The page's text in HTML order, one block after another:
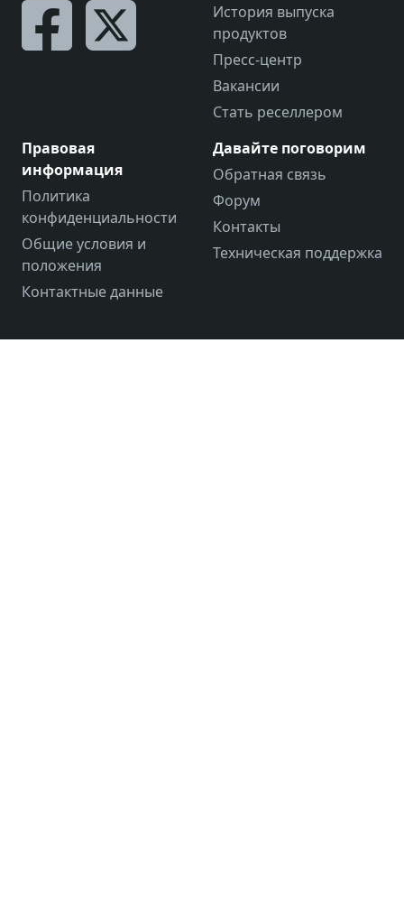
История выпуска
продуктов
Пресс-центр
Вакансии
Стать реселлером
Правовая
информация
Политика
конфиденциальности
Общие условия и
положения
Контактные данные
Давайте поговорим
Обратная связь
Форум
Контакты
Техническая поддержка